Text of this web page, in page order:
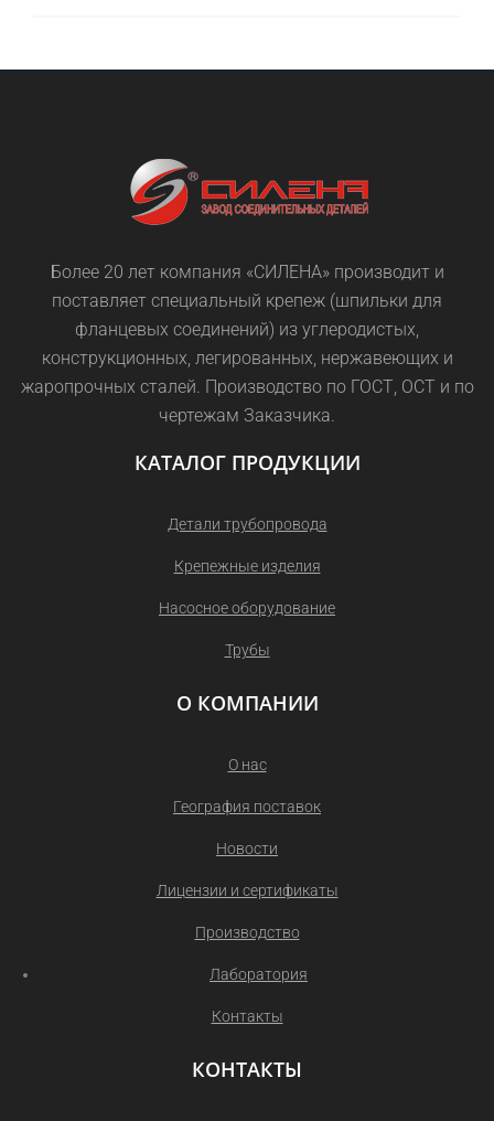
Более 20 лет компания «СИЛЕНА» производит и
поставляет специальный крепеж (шпильки для
фланцевых соединений) из углеродистых,
конструкционных, легированных, нержавеющих и
жаропрочных сталей. Производство по ГОСТ, ОСТ и по
чертежам Заказчика.
КАТАЛОГ ПРОДУКЦИИ
Детали трубопровода
Крепежные изделия
Насосное оборудование
Трубы
О КОМПАНИИ
О нас
География поставок
Новости
Лицензии и сертификаты
Производство
Лаборатория
Контакты
КОНТАКТЫ